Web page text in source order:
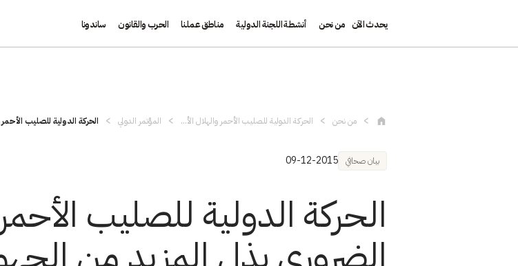
يحدث الآن من نحن أنشطة اللجنة الدولية مناطق عملنا الحرب والقانون ساندونا
من نحن الحركة الدولية للصليب الأحمر والهلال الأ... المؤتمر الدولي الحركة الدولية للصليب
بيان صحافي 09-12-2015
الحركة الدولية للصليب